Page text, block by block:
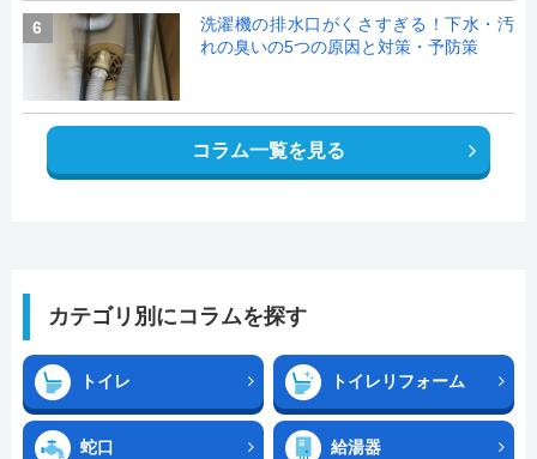
6
洗濯機の排水口がくさすぎる！下水・汚
れの臭いの5つの原因と対策・予防策
コラム一覧を見る
カテゴリ別にコラムを探す
トイレ トイレリフォーム
蛇口 給湯器